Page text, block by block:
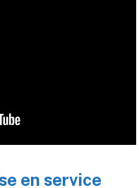
en service